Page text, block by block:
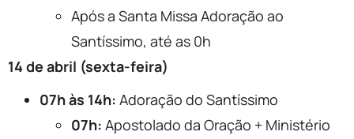
Após a Santa Missa Adoração ao
Santíssimo, até as 0h
14 de abril (sexta-feira)
07h às 14h: Adoração do Santíssimo
07h: Apostolado da Oração + Ministério